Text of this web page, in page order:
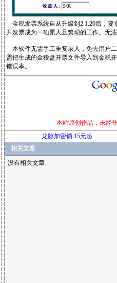
金税发票系统自从升级到2.1.20后，要
开发票成为一项累人且繁琐的工作。无
本软件无需手工重复录入，免去用户
需把生成的金税盘开票文件导入到金税
错误率。
本站原创作品，未经
龙脉加密锁 15元起
相关文章
没有相关文章